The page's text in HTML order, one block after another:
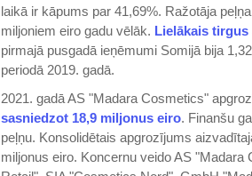
laikā ir kāpums par 41,69%. Ražotāja
miljoniem eiro gadu vēlāk. Lielākais
pirmajā pusgadā ieņēmumi Somijā bija
periodā 2019. gadā.
2021. gadā AS "Madara Cosmetics"
sasniedzot 18,9 miljonus eiro. Finanšu
peļņu. Konsolidētais apgrozījums
miljonus eiro. Koncernu veido AS